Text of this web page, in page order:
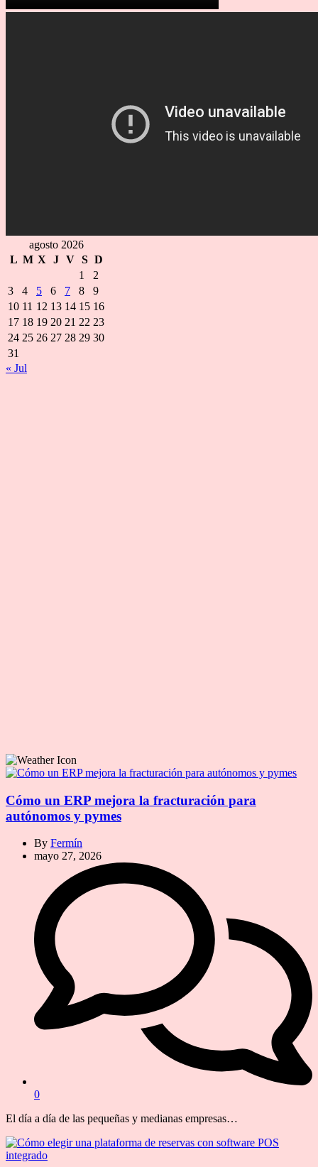
agosto 2026
L M X J V S D
1
2
3
4 5 6 7 8
9
10 11 12 13 14 15 16
17 18 19 20 21 22 23
24 25 26 27 28 29 30
31
« Jul
Cómo un ERP mejora la fracturación para
autónomos y pymes
By Fermín
mayo 27, 2026
0
El día a día de las pequeñas y medianas empresas…